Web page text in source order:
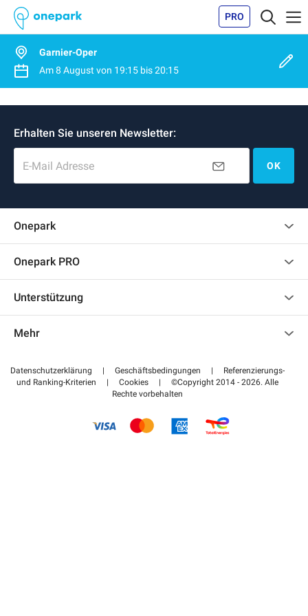
PRO
Garnier-Oper
Am8 August von 19:15bis20:15
Erhalten Sie unseren Newsletter:
E-Mail Adresse OK
Onepark
Onepark PRO
Werden Sie unser Partner
Auf meinen Partnerbereich zugreifen
Unterstützung
Bezahlen Sie Ihren Parkplatz FLOW
Mehr
Datenschutzerklärung | Geschäftsbedingungen |
Referenzierungs-
und Ranking-Kriterien
| Cookies |
©Copyright 2014 - 2026. Alle
Rechte vorbehalten